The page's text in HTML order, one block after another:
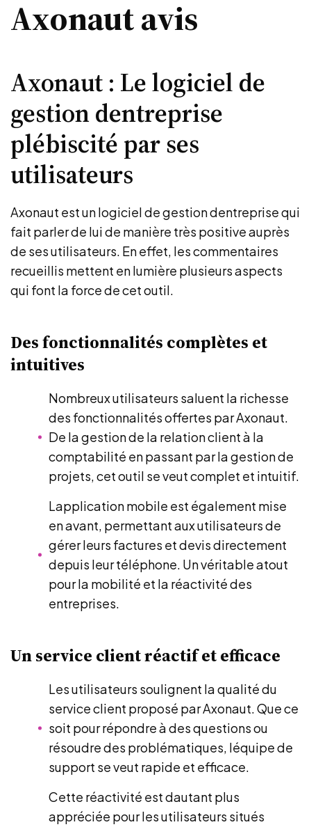
Axonaut avis
Axonaut : Le logiciel de
gestion dentreprise
plébiscité par ses
utilisateurs
Axonaut est un logiciel de gestion dentreprise qui
fait parler de lui de manière très positive auprès
de ses utilisateurs. En effet, les commentaires
recueillis mettent en lumière plusieurs aspects
qui font la force de cet outil.
Des fonctionnalités complètes et
intuitives
Nombreux utilisateurs saluent la richesse
des fonctionnalités offertes par Axonaut.
De la gestion de la relation client à la
comptabilité en passant par la gestion de
projets, cet outil se veut complet et intuitif.
Lapplication mobile est également mise
en avant, permettant aux utilisateurs de
gérer leurs factures et devis directement
depuis leur téléphone. Un véritable atout
pour la mobilité et la réactivité des
entreprises.
Un service client réactif et efficace
Les utilisateurs soulignent la qualité du
service client proposé par Axonaut. Que ce
soit pour répondre à des questions ou
résoudre des problématiques, léquipe de
support se veut rapide et efficace.
Cette réactivité est dautant plus
appréciée pour les utilisateurs situés